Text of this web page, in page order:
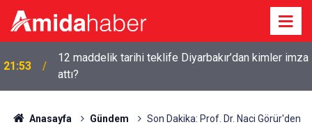
21:53
12 maddelik tarihi teklife Diyarbakır’dan kimler imza
attı?
Anasayfa Gündem
Son Dakika: Prof. Dr. Naci Görür'den